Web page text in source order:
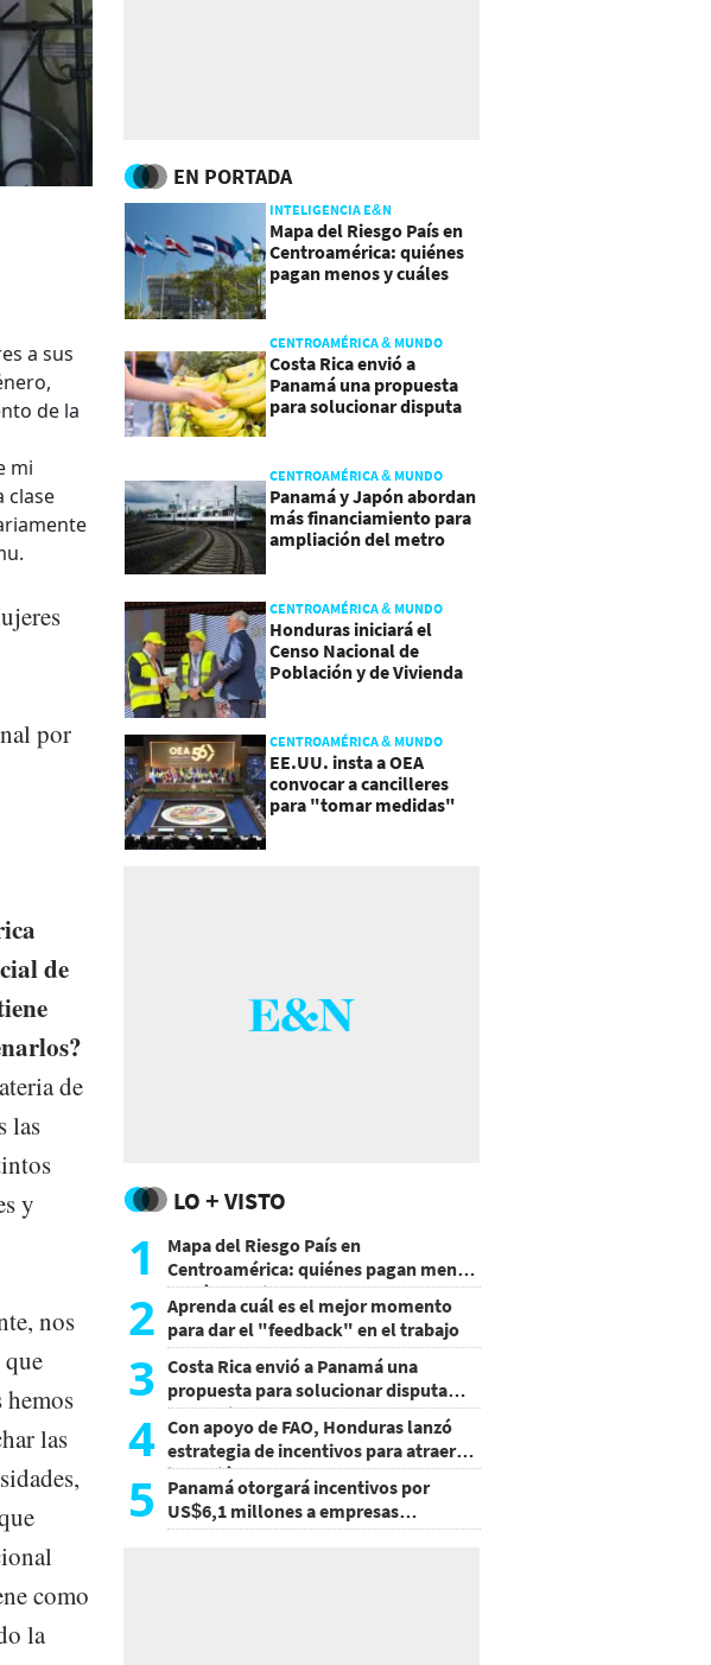
a sus
de la
mi
clase
por
de
de
las
y
nos
hemos
las
como
la
EN PORTADA
INTELIGENCIA E&N
Mapa del Riesgo País en
Centroamérica: quiénes
pagan menos y cuáles
CENTROAMÉRICA & MUNDO
Costa Rica envió a
Panamá una propuesta
para solucionar disputa
CENTROAMÉRICA & MUNDO
Panamá y Japón abordan
más financiamiento para
ampliación del metro
CENTROAMÉRICA & MUNDO
Honduras iniciará el
Censo Nacional de
Población y de Vivienda
CENTROAMÉRICA & MUNDO
EE.UU. insta a OEA
convocar a cancilleres
para "tomar medidas"
LO + VISTO
1
Mapa del Riesgo País en
Centroamérica: quiénes pagan menos
y cuáles mejoraron
2 Aprenda cuál es el mejor momento
para dar el "feedback" en el trabajo
3 Costa Rica envió a Panamá una
propuesta para solucionar disputa
comercial
4 Con apoyo de FAO, Honduras lanzó
estrategia de incentivos para atraer
inversión al agro
5
Panamá otorgará incentivos por
US$6,1 millones a empresas
agroexportadoras